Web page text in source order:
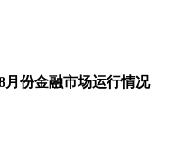
月份金融市场运行情况